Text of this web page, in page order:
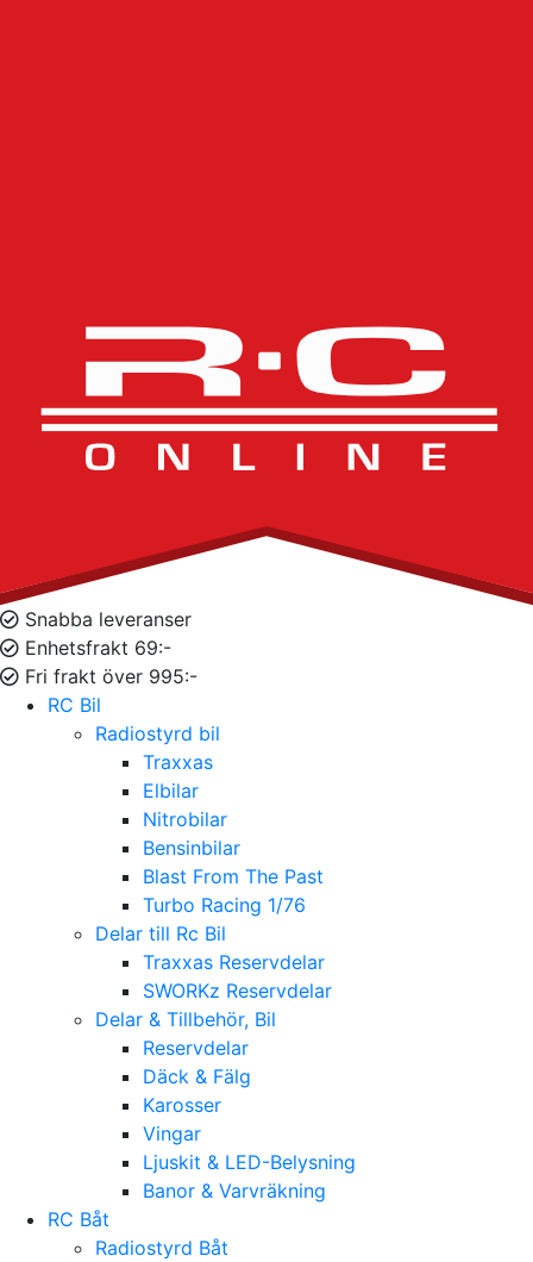
Snabba leveranser
Enhetsfrakt 69:-
Fri frakt över 995:-
RC Bil
Radiostyrd bil
Traxxas
Elbilar
Nitrobilar
Bensinbilar
Blast From The Past
Turbo Racing 1/76
Delar till Rc Bil
Traxxas Reservdelar
SWORKz Reservdelar
Delar & Tillbehör, Bil
Reservdelar
Däck & Fälg
Karosser
Vingar
Ljuskit & LED-Belysning
Banor & Varvräkning
RC Båt
Radiostyrd Båt